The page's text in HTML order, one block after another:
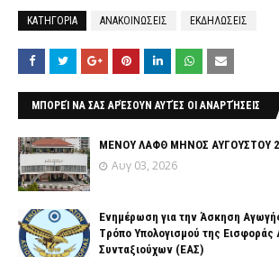
ΚΑΤΗΓΟΡΙΑ ΑΝΑΚΟΙΝΩΣΕΙΣ ΕΚΔΗΛΩΣΕΙΣ
ΜΠΟΡΕΊ ΝΑ ΣΑΣ ΑΡΈΣΟΥΝ ΑΥΤΈΣ ΟΙ ΑΝΑΡΤΉΣΕΙΣ
ΜΕΝΟΥ ΛΑΦΘ ΜΗΝΟΣ ΑΥΓΟΥΣΤΟΥ
Αυγ 03, 2026
Ενημέρωση για την Άσκηση
Tρόπο Yπολογισμού της Εισφοράς
Συνταξιούχων (ΕΑΣ)